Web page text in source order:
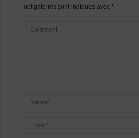
obligatoires sont indiqués avec *